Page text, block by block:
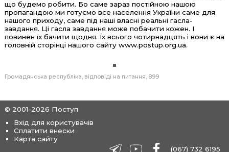
що будемо робити. Бо саме зараз постійною нашою
пропагандою ми готуємо все населення України саме для
нашого приходу, саме під наші власні реальні гасла-
завдання. Ці гасла завдання може побачити кожен. І
повинен їх бачити щодня. Їх всього чотирнадцять і вони є на
головній сторінці нашого сайту www.postup.org.ua.
Громадянська республіка відповіді на питання 899
© 2001-2026 Поступ
Вхід для користувачів
Сплатити внески
Карта сайту
(067) 732 6195